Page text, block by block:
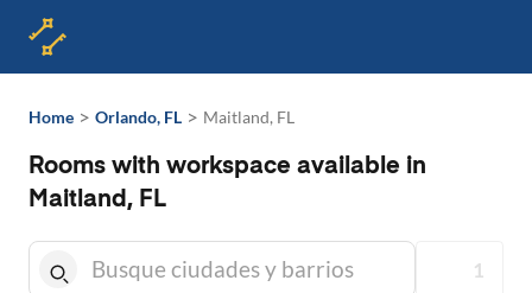
Home > Orlando, FL > Maitland, FL
Rooms with workspace available in
Maitland, FL
1